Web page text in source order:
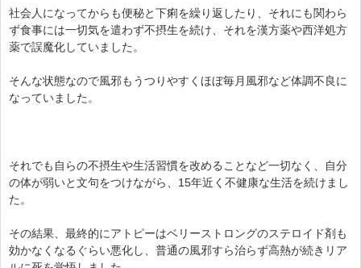
社会人になってからも便秘と下痢を繰り返したり、それにも関わら
ず食事には一切気を遣わず不摂生を続け、それを漢方薬や西洋処方
薬で誤魔化していました。
そんな状態なので風邪もうつりやすくほぼ毎月風邪など体調不良に
なっていました。
それでも自らの不摂生や生活習慣を改めることなど一切なく、自分
の体が弱いと文句をつけながら、15年近く不健康な生活を続けまし
た。
その結果、最終的にアトピーはベリーストロングのステロイド剤も
効かなくなるぐらい悪化し、普通の風邪すら治らず高熱が続きリア